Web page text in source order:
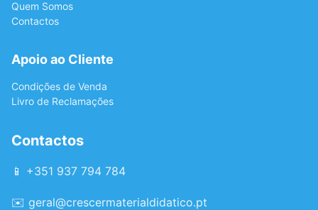
Quem Somos
Contactos
Apoio ao Cliente
Condições de Venda
Livro de Reclamações
Contactos
📱 +351 937 794 784
✉️ geral@crescermaterialdidatico.pt